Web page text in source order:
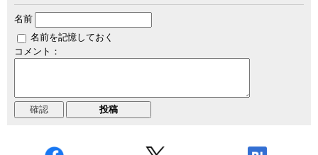
名前
名前を記憶しておく
コメント：